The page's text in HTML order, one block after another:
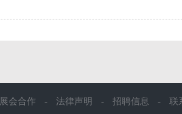
展会合作 - 法律声明 - 招聘信息 - 联